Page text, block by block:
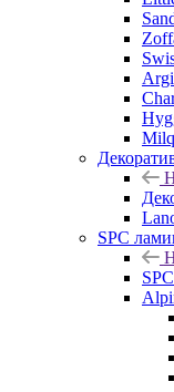
Milq
SPC